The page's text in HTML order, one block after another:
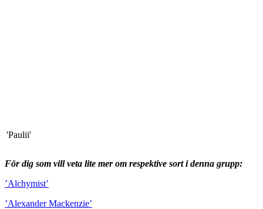
'Paulii'
För dig som vill veta lite mer om respektive sort i denna grupp:
’Alchymist’
’Alexander Mackenzie’